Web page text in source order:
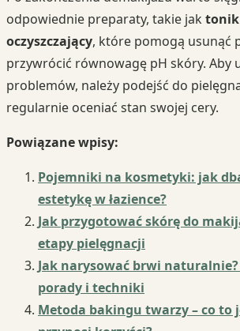
odpowiednie preparaty, takie jak tonik
oczyszczający, które pomogą usunąć
przywrócić równowagę pH skóry. Aby
problemów, należy podejść do
regularnie oceniać stan swojej cery.
Powiązane wpisy:
Pojemniki na kosmetyki: jak
estetykę w łazience?
Jak przygotować skórę do
etapy pielęgnacji
Jak narysować brwi
porady i techniki
Metoda bakingu twarzy – co to